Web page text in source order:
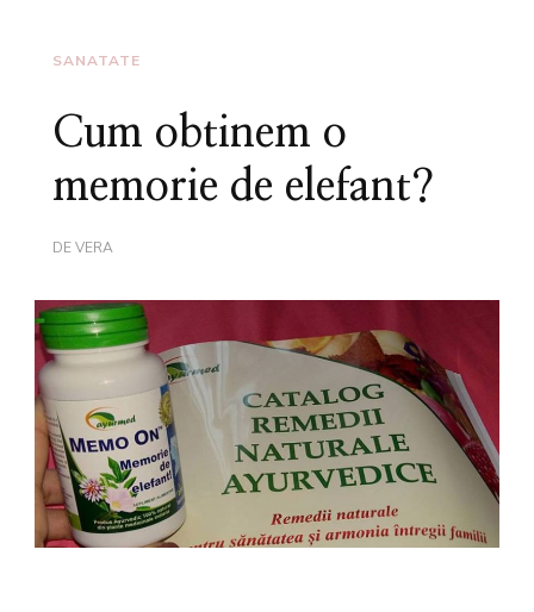
SANATATE
Cum obtinem o
memorie de elefant?
DEVERA